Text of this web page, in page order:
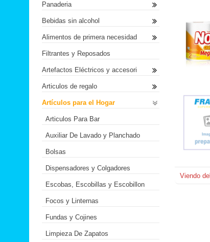
Viendo del
Panaderia
Bebidas sin alcohol
Alimentos de primera necesidad
Filtrantes y Reposados
Artefactos Eléctricos y accesori
Articulos de regalo
Artículos para el Hogar
Articulos Para Bar
Auxiliar De Lavado y Planchado
Bolsas
Dispensadores y Colgadores
Escobas, Escobillas y Escobillon
Focos y Linternas
Fundas y Cojines
Limpieza De Zapatos